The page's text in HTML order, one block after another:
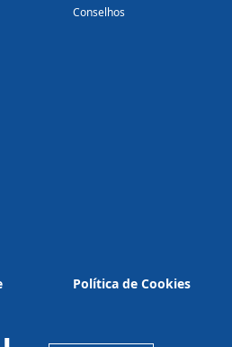
Conselhos
Política de Cookies